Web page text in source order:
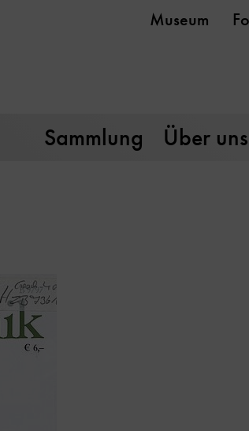
Museum
Sammlung Über uns